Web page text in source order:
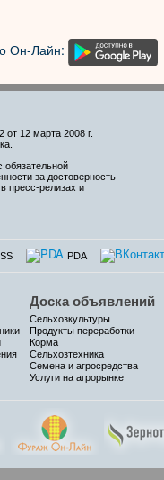
Он-Лайн:
12 марта 2008 г.
обязательной
за достоверность
пресс-релизах и
PDA
Доска объявлений
Сельхозкультуры
Продукты переработки
Корма
Сельхозтехника
Семена и агросредства
Услуги на агрорынке